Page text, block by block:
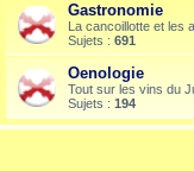
Gastronomie
La cancoillotte et les
Sujets : 691
Oenologie
Tout sur les vins du
Sujets : 194